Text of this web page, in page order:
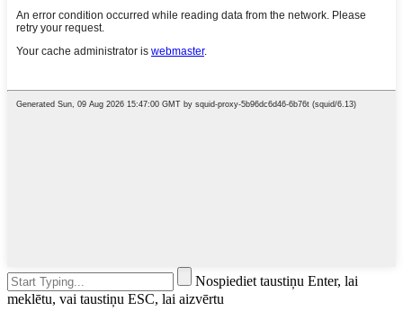
Nospiediet taustiņu Enter, lai
meklētu, vai taustiņu ESC, lai aizvērtu